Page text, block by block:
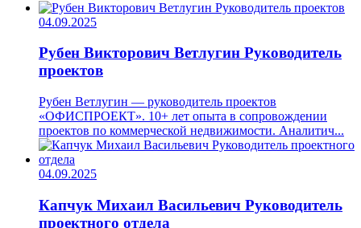
04.09.2025
Рубен Викторович Ветлугин Руководитель
проектов
Рубен Ветлугин — руководитель проектов
«ОФИСПРОЕКТ». 10+ лет опыта в сопровождении
проектов по коммерческой недвижимости. Аналитич...
04.09.2025
Капчук Михаил Васильевич Руководитель
проектного отдела